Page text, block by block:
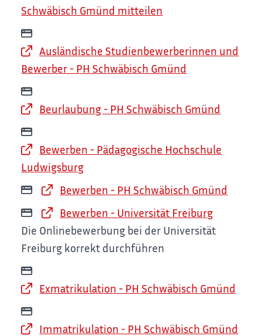
Schwäbisch Gmünd mitteilen
Ausländische Studienbewerberinnen und
Bewerber - PH Schwäbisch Gmünd
Beurlaubung - PH Schwäbisch Gmünd
Bewerben - Pädagogische Hochschule
Ludwigsburg
Bewerben - PH Schwäbisch Gmünd
Bewerben - Universität Freiburg
Die Onlinebewerbung bei der Universität
Freiburg korrekt durchführen
Exmatrikulation - PH Schwäbisch Gmünd
Immatrikulation - PH Schwäbisch Gmünd